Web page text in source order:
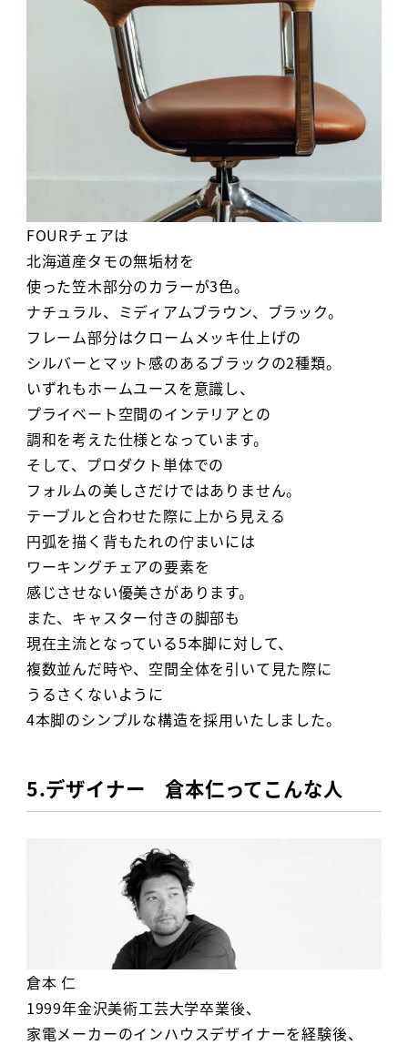
FOURチェアは
北海道産タモの無垢材を
使った笠木部分のカラーが3色。
ナチュラル、ミディアムブラウン、ブラック。
フレーム部分はクロームメッキ仕上げの
シルバーとマット感のあるブラックの2種類。
いずれもホームユースを意識し、
プライベート空間のインテリアとの
調和を考えた仕様となっています。
そして、プロダクト単体での
フォルムの美しさだけではありません。
テーブルと合わせた際に上から見える
円弧を描く背もたれの佇まいには
ワーキングチェアの要素を
感じさせない優美さがあります。
また、キャスター付きの脚部も
現在主流となっている5本脚に対して、
複数並んだ時や、空間全体を引いて見た際に
うるさくないように
4本脚のシンプルな構造を採用いたしました。
5.デザイナー 倉本仁ってこんな人
倉本 仁
1999年金沢美術工芸大学卒業後、
家電メーカーのインハウスデザイナーを経験後、